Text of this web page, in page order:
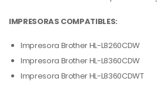
IMPRESORAS COMPATIBLES:
Impresora Brother HL-L8260CDW
Impresora Brother HL-L8360CDW
Impresora Brother HL-L8360CDWT